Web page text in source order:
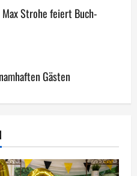
Max Strohe feiert Buch-
Gästen